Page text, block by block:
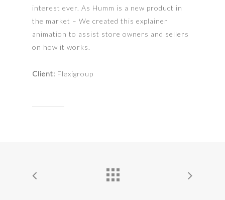
interest ever. As Humm is a new product in
the market – We created this explainer
animation to assist store owners and sellers
on how it works.
Client: Flexigroup